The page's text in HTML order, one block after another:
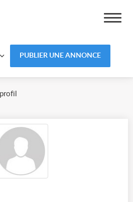
PUBLIER UNE ANNONCE